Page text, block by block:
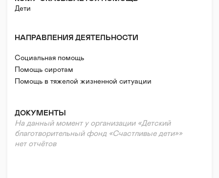
3. Сопровождение приемных семей (программа
«Дети дома»).
в семье»).
6. Адресная помощь учреждениям для детей-сирот
по заявкам (программа «Адресная помощь»).
7. Постинтернатное сопровождение выпускников
Действие»).
Дети
НАПРАВЛЕНИЯ ДЕЯТЕЛЬНОСТИ
Социальная помощь
Помощь сиротам
Помощь в тяжелой жизненной ситуации
Правовая поддержка
Реабилитация и адаптация
ДОКУМЕНТЫ
На данный момент у организации «Детский
благотворительный фонд «Счастливые дети»»
нет отчётов